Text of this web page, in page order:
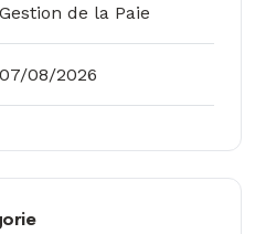
Gestion de la Paie
07/08/2026